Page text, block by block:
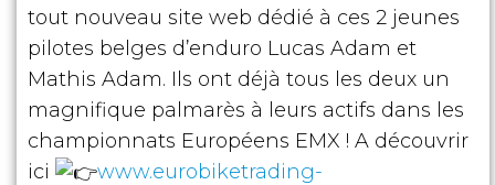
tout nouveau site web dédié à ces 2 jeunes
pilotes belges d’enduro Lucas Adam et
Mathis Adam. Ils ont déjà tous les deux un
magnifique palmarès à leurs actifs dans les
championnats Européens EMX ! A découvrir
ici
www.eurobiketrading-